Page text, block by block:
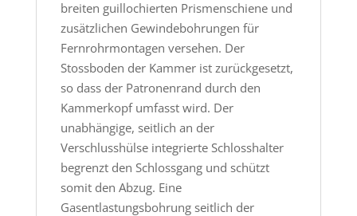
breiten guillochierten Prismenschiene und
zusätzlichen Gewindebohrungen für
Fernrohrmontagen versehen. Der
Stossboden der Kammer ist zurückgesetzt,
so dass der Patronenrand durch den
Kammerkopf umfasst wird. Der
unabhängige, seitlich an der
Verschlusshülse integrierte Schlosshalter
begrenzt den Schlossgang und schützt
somit den Abzug. Eine
Gasentlastungsbohrung seitlich der